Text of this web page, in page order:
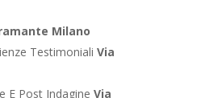
Milano
Testimoniali Via
E Post Indagine Via